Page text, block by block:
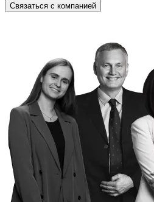
Связаться с компанией